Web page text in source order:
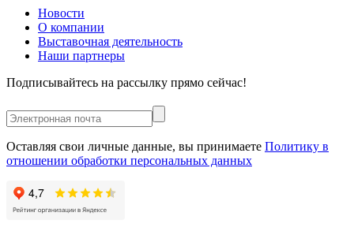
Новости
О компании
Выставочная деятельность
Наши партнеры
Подписывайтесь на рассылку прямо сейчас!
Оставляя свои личные данные, вы принимаете Политику в
отношении обработки персональных данных